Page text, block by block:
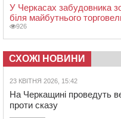
У Черкасах забудовника
біля майбутнього
926
СХОЖІ НОВИНИ
23 КВІТНЯ 2026, 15:42
На Черкащині проведуть
проти сказу